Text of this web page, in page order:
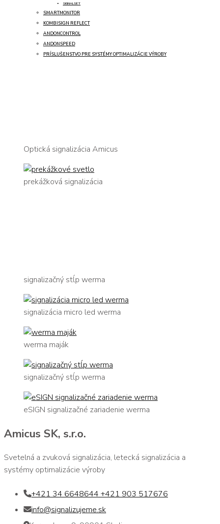
SIGNALSET
SMARTMONITOR
KOMBISIGN REFLECT
ANDONCONTROL
ANDONSPEED
PRÍSLUŠENSTVO PRE SYSTÉMY OPTIMALIZÁCIE VÝROBY
Optická signalizácia Amicus
prekážková signalizácia
signalizačný stĺp werma
signalizácia micro led werma
werma maják
signalizačný stĺp werma
eSIGN signalizačné zariadenie werma
Amicus SK, s.r.o.
Svetelná a zvuková signalizácia, letecká signalizácia a
systémy optimalizácie výroby
+421 34 6648644 +421 903 517676
info@signalizujeme.sk